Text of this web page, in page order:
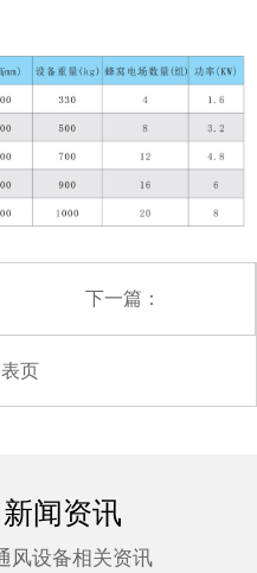
下一篇：
页
新闻资讯
风设备相关资讯